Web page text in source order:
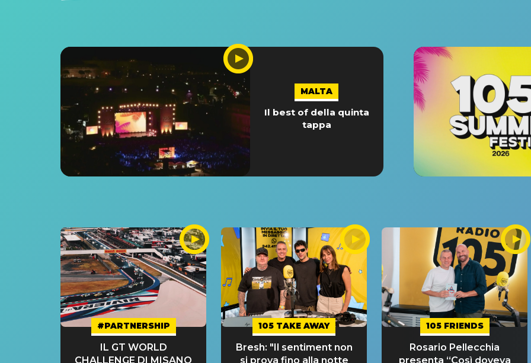
MALTA
Il best of della quinta
tappa
#PARTNERSHIP
IL GT WORLD
CHALLENGE DI MISANO
105 TAKE AWAY
Bresh: "Il sentiment non
si prova fino alla notte
105 FRIENDS
Rosario Pellecchia
presenta “Così doveva